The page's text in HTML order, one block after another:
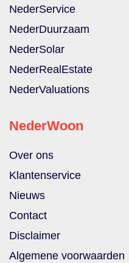
NederService
NederDuurzaam
NederSolar
NederRealEstate
NederValuations
NederWoon
Over ons
Klantenservice
Nieuws
Contact
Disclaimer
Algemene voorwaarden